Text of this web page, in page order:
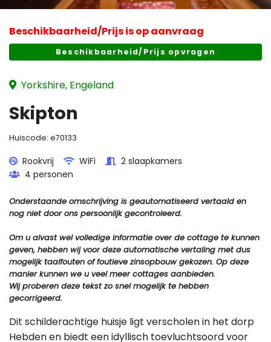
Beschikbaarheid/Prijs is op aanvraag
Beschikbaarheid/Prijs opvragen
Yorkshire, Engeland
Skipton
Huiscode: e70133
Rookvrij WiFi
2 slaapkamers
4 personen
Onderstaande omschrijving is geautomatiseerd vertaald en
nog niet door ons persoonlijk gecontroleerd.
Om u alvast wel volledige informatie over de cottage te kunnen
geven, hebben wij voor deze automatische vertaling met dus
mogelijk taalfouten of foutieve zinsopbouw gekozen. Op deze
manier kunnen we u veel meer cottages aanbieden.
Wij proberen deze tekst zo snel mogelijk te hebben
gecorrigeerd.
Dit schilderachtige huisje ligt verscholen in het dorp
Hebden en biedt een idyllisch toevluchtsoord voor